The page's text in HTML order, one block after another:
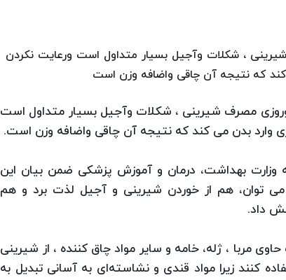
، شكلات وآجیل بسیار متداول است ورعایت نكردن
كند كه نتیجه آن چاقی واضافه وزن است
مصرف شیرینی ، شكلات وآجیل بسیار متداول است
وارد بدن می كند كه نتیجه آن چاقی واضافه وزن است.
وزارت بهداشت، ‌درمان و آموزش پزشكی ضمن بیان این
می توان، هم از خوردن شیرینی و آجیل لذت برد و هم
داد.
مربا ،‍‍ ژله، خامه و سایر مواد چاق كننده ، از شیرینی
كنند زیرا مواد قندی و نشاسته‌ای به آسانی تبدیل به